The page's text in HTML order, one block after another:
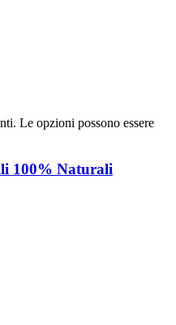
Le opzioni possono essere
100% Naturali